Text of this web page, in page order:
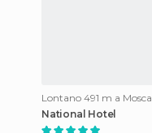
Lontano 491 m a Mosca
National Hotel